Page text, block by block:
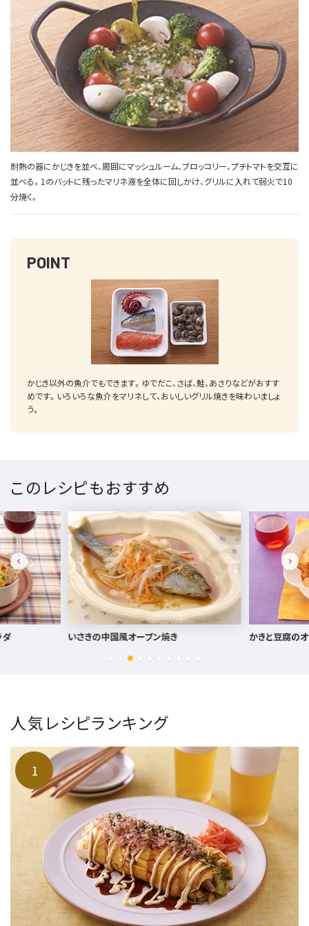
耐熱の器にかじきを並べ、周囲にマッシュルーム、ブロッコリー、プチトマトを交互に
並べる。1のバットに残ったマリネ液を全体に回しかけ、グリルに入れて弱火で10
分焼く。
POINT
かじき以外の魚介でもできます。ゆでだこ、さば、鮭、あさりなどがおすす
めです。いろいろな魚介をマリネして、おいしいグリル焼きを味わいましょ
う。
このレシピもおすすめ
かきと豆腐のオイスターソース炒め あさりとトマ
人気レシピランキング